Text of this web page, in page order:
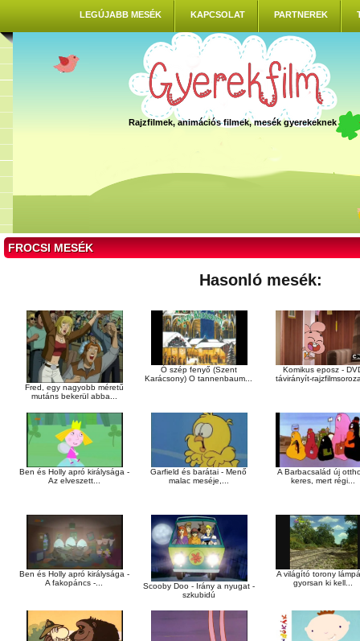
LEGÚJABB MESÉK KAPCSOLAT PARTNEREK
Rajzfilmek, animációs filmek, mesék gyerekeknek
FROCSI MESÉK
Hasonló mesék:
Fred, egy nagyobb méretű
mutáns bekerül abba...
Ó szép fenyő (Szent
Karácsony) O tannenbaum...
Komikus eposz -
távirányít-
Ben és Holly apró királysága -
Az elveszett...
Garfield és barátai - Menő
malac meséje,...
A Barbacsalád új
keres, mert régi...
Ben és Holly apró királysága -
A fakopáncs -...
Scooby Doo - Irány a nyugat -
szkubidú
A világító torony
gyorsan ki kell...